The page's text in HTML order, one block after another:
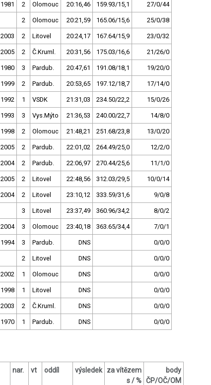
1981 2 Olomouc 20:16,46 159.93/15,1 27/0/44
2 Olomouc 20:21,59 165.06/15,6 25/0/38
2003 2 Litovel 20:24,17 167.64/15,9 23/0/32
2005 2 Č.Kruml. 20:31,56 175.03/16,6 21/26/0
1980 3 Pardub. 20:47,61 191.08/18,1 19/20/0
1999 2 Pardub. 20:53,65 197.12/18,7 17/14/0
1992 1 VSDK 21:31,03 234.50/22,2 15/0/26
1993 3 Vys.Mýto 21:36,53 240.00/22,7 14/8/0
1998 2 Olomouc 21:48,21 251.68/23,8 13/0/20
2005 2 Pardub. 22:01,02 264.49/25,0 12/2/0
2004 2 Pardub. 22:06,97 270.44/25,6 11/1/0
2005 2 Litovel 22:48,56 312.03/29,5 10/0/14
2004 2 Litovel 23:10,12 333.59/31,6 9/0/8
3 Litovel 23:37,49 360.96/34,2 8/0/2
2004 3 Olomouc 23:40,18 363.65/34,4 7/0/1
1994 3 Pardub. DNS 0/0/0
2 Litovel DNS 0/0/0
2002 1 Olomouc DNS 0/0/0
1998 1 Litovel DNS 0/0/0
2003 2 Č.Kruml. DNS 0/0/0
1970 1 Pardub. DNS 0/0/0
nar. vt oddíl výsledek
za vítězem
s / %
body
ČP/OČ/OM